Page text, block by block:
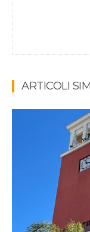
ARTICOLI